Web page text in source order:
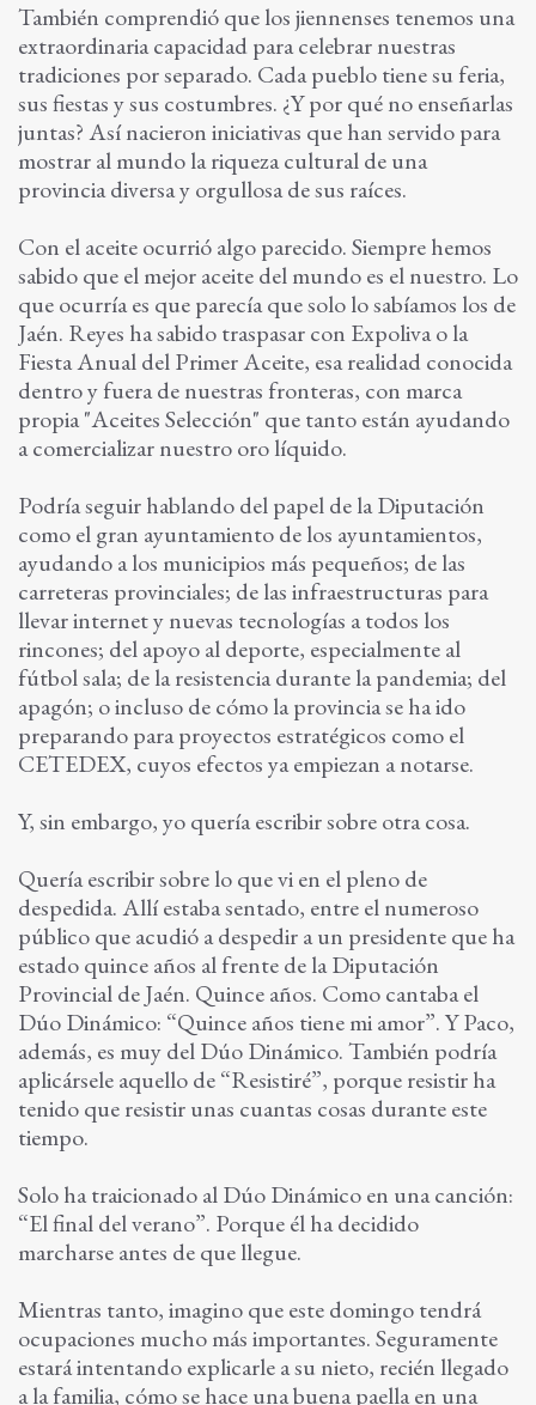
También comprendió que los jiennenses tenemos una
extraordinaria capacidad para celebrar nuestras
tradiciones por separado. Cada pueblo tiene su feria,
sus fiestas y sus costumbres. ¿Y por qué no enseñarlas
juntas? Así nacieron iniciativas que han servido para
mostrar al mundo la riqueza cultural de una
provincia diversa y orgullosa de sus raíces.
Con el aceite ocurrió algo parecido. Siempre hemos
sabido que el mejor aceite del mundo es el nuestro. Lo
que ocurría es que parecía que solo lo sabíamos los de
Jaén. Reyes ha sabido traspasar con Expoliva o la
Fiesta Anual del Primer Aceite, esa realidad conocida
dentro y fuera de nuestras fronteras, con marca
propia "Aceites Selección" que tanto están ayudando
a comercializar nuestro oro líquido.
Podría seguir hablando del papel de la Diputación
como el gran ayuntamiento de los ayuntamientos,
ayudando a los municipios más pequeños; de las
carreteras provinciales; de las infraestructuras para
llevar internet y nuevas tecnologías a todos los
rincones; del apoyo al deporte, especialmente al
fútbol sala; de la resistencia durante la pandemia; del
apagón; o incluso de cómo la provincia se ha ido
preparando para proyectos estratégicos como el
CETEDEX, cuyos efectos ya empiezan a notarse.
Y, sin embargo, yo quería escribir sobre otra cosa.
Quería escribir sobre lo que vi en el pleno de
despedida. Allí estaba sentado, entre el numeroso
público que acudió a despedir a un presidente que ha
estado quince años al frente de la Diputación
Provincial de Jaén. Quince años. Como cantaba el
Dúo Dinámico: “Quince años tiene mi amor”. Y Paco,
además, es muy del Dúo Dinámico. También podría
aplicársele aquello de “Resistiré”, porque resistir ha
tenido que resistir unas cuantas cosas durante este
tiempo.
Solo ha traicionado al Dúo Dinámico en una canción:
“El final del verano”. Porque él ha decidido
marcharse antes de que llegue.
Mientras tanto, imagino que este domingo tendrá
ocupaciones mucho más importantes. Seguramente
estará intentando explicarle a su nieto, recién llegado
a la familia, cómo se hace una buena paella en una